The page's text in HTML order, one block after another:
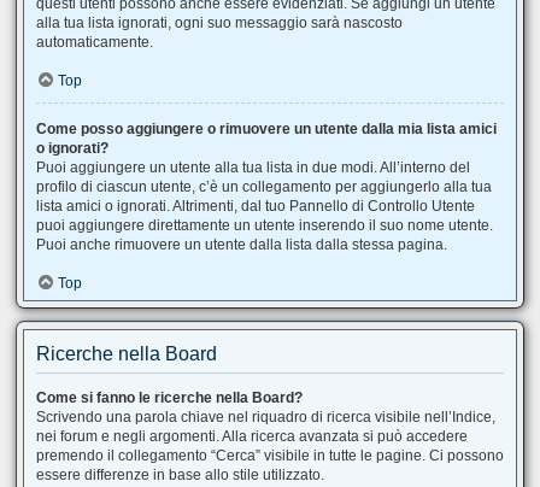
questi utenti possono anche essere evidenziati. Se aggiungi un utente
alla tua lista ignorati, ogni suo messaggio sarà nascosto
automaticamente.
Top
Come posso aggiungere o rimuovere un utente dalla mia lista amici
o ignorati?
Puoi aggiungere un utente alla tua lista in due modi. All’interno del
profilo di ciascun utente, c’è un collegamento per aggiungerlo alla tua
lista amici o ignorati. Altrimenti, dal tuo Pannello di Controllo Utente
puoi aggiungere direttamente un utente inserendo il suo nome utente.
Puoi anche rimuovere un utente dalla lista dalla stessa pagina.
Top
Ricerche nella Board
Come si fanno le ricerche nella Board?
Scrivendo una parola chiave nel riquadro di ricerca visibile nell’Indice,
nei forum e negli argomenti. Alla ricerca avanzata si può accedere
premendo il collegamento “Cerca” visibile in tutte le pagine. Ci possono
essere differenze in base allo stile utilizzato.